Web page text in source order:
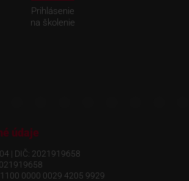
Prihlásenie
na školenie
údaje
| DIČ: 2021919658
1100 0000 0029 4205 9929